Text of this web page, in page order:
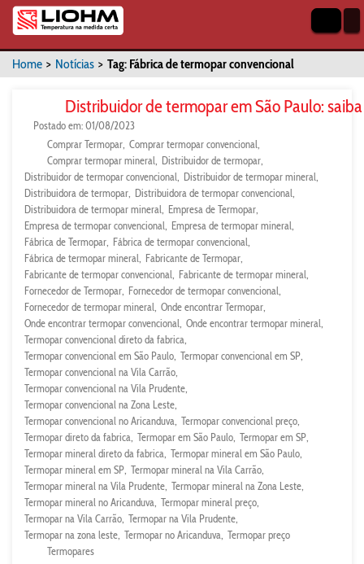
Home > Notícias > Tag: Fábrica de termopar convencional
Distribuidor de termopar em São Paulo:
Postado em: 01/08/2023
Comprar Termopar Comprar termopar convencional
Comprar termopar mineral
Distribuidor de termopar
Distribuidor de termopar convencional
Distribuidor de termopar mineral
Distribuidora de termopar Distribuidora de termopar convencional
Distribuidora de termopar mineral
Empresa de Termopar
Empresa de termopar convencional
Empresa de termopar mineral
Fábrica de Termopar Fábrica de termopar convencional
Fábrica de termopar mineral
Fabricante de Termopar
Fabricante de termopar convencional
Fabricante de termopar mineral
Fornecedor de Termopar Fornecedor de termopar convencional
Fornecedor de termopar mineral Onde encontrar Termopar
Onde encontrar termopar convencional Onde encontrar termopar mineral
Termopar convencional direto da fabrica
Termopar convencional em São Paulo Termopar convencional em SP
Termopar convencional na Vila Carrão
Termopar convencional na Vila Prudente
Termopar convencional na Zona Leste
Termopar convencional no Aricanduva Termopar convencional preço
Termopar direto da fabrica Termopar em São Paulo Termopar em SP
Termopar mineral direto da fabrica Termopar mineral em São Paulo
Termopar mineral em SP Termopar mineral na Vila Carrão
Termopar mineral na Vila Prudente Termopar mineral na Zona Leste
Termopar mineral no Aricanduva Termopar mineral preço
Termopar na Vila Carrão Termopar na Vila Prudente
Termopar na zona leste Termopar no Aricanduva Termopar preço
Termopares